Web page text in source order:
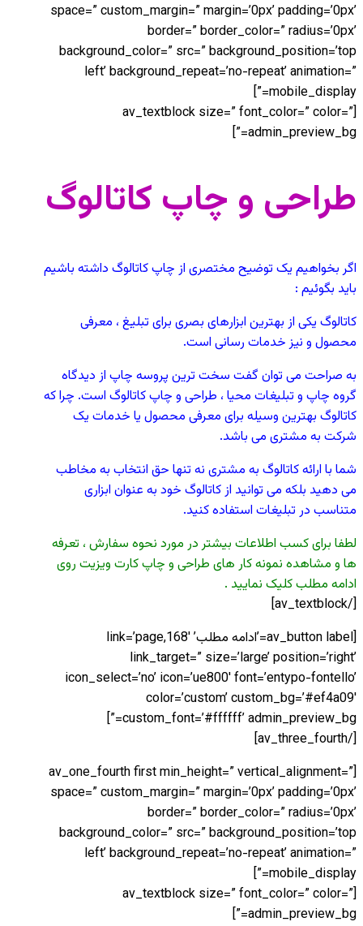
space=” custom_margin=” margin=’0px’ padding=’0px’
border=” border_color=” radius=’0px’
background_color=” src=” background_position=’top
left’ background_repeat=’no-repeat’ animation=”
mobile_display=”]
[av_textblock size=” font_color=” color=”
admin_preview_bg=”]
طراحی و چاپ کاتالوگ
اگر بخواهیم یک توضیح مختصری از چاپ کاتالوگ داشته باشیم
باید بگوئیم :
کاتالوگ یکی از بهترین ابزارهای بصری برای تبلیغ ، معرفی
محصول و نیز خدمات رسانی است.
به صراحت می توان گفت سخت ترین پروسه چاپ از دیدگاه
گروه چاپ و تبلیغات محیا ، طراحی و چاپ کاتالوگ است. چرا که
کاتالوگ بهترین وسیله برای معرفی محصول یا خدمات یک
شرکت به مشتری می باشد.
شما با ارائه کاتالوگ به مشتری نه تنها حق انتخاب به مخاطب
می دهید بلکه می توانید از کاتالوگ خود به عنوان ابزاری
متناسب در تبلیغات استفاده کنید.
لطفا برای کسب اطلاعات بیشتر در مورد نحوه سفارش ، تعرفه
ها و مشاهده نمونه کار های طراحی و چاپ کارت ویزیت روی
ادامه مطلب کلیک نمایید .
[/av_textblock]
[av_button label=’ادامه مطلب’ link=’page,168′
link_target=” size=’large’ position=’right’
icon_select=’no’ icon=’ue800′ font=’entypo-fontello’
color=’custom’ custom_bg=’#ef4a09′
custom_font=’#ffffff’ admin_preview_bg=”]
[/av_three_fourth]
[av_one_fourth first min_height=” vertical_alignment=”
space=” custom_margin=” margin=’0px’ padding=’0px’
border=” border_color=” radius=’0px’
background_color=” src=” background_position=’top
left’ background_repeat=’no-repeat’ animation=”
mobile_display=”]
[av_textblock size=” font_color=” color=”
admin_preview_bg=”]